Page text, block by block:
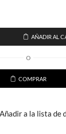
AÑADIR AL
O
COMPRAR
Añadir a la lista de